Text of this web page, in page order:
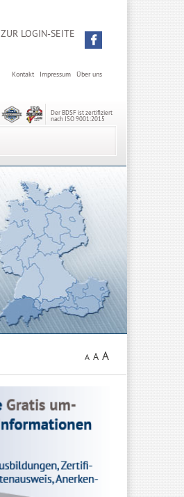
ZUR LOGIN-SEITE
Über uns
Impressum
Kontakt
Der BDSF ist zertifiziert
nach ISO 9001:2015
A A A